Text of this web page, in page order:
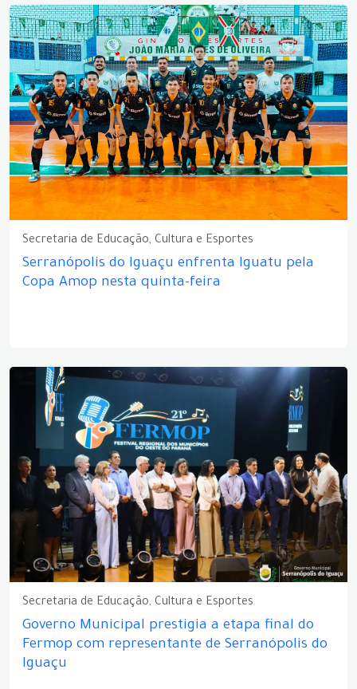
Secretaria de Educação, Cultura e Esportes
Serranópolis do Iguaçu enfrenta Iguatu pela
Copa Amop nesta quinta-feira
Secretaria de Educação, Cultura e Esportes
Governo Municipal prestigia a etapa final do
Fermop com representante de Serranópolis do
Iguaçu